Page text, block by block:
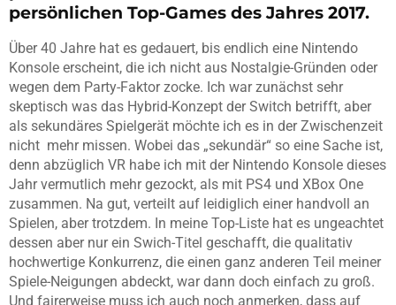
persönlichen Top-Games des Jahres 2017.
Über 40 Jahre hat es gedauert, bis endlich eine Nintendo
Konsole erscheint, die ich nicht aus Nostalgie-Gründen oder
wegen dem Party-Faktor zocke. Ich war zunächst sehr
skeptisch was das Hybrid-Konzept der Switch betrifft, aber
als sekundäres Spielgerät möchte ich es in der Zwischenzeit
nicht mehr missen. Wobei das „sekundär“ so eine Sache ist,
denn abzüglich VR habe ich mit der Nintendo Konsole dieses
Jahr vermutlich mehr gezockt, als mit PS4 und XBox One
zusammen. Na gut, verteilt auf leidiglich einer handvoll an
Spielen, aber trotzdem. In meine Top-Liste hat es ungeachtet
dessen aber nur ein Swich-Titel geschafft, die qualitativ
hochwertige Konkurrenz, die einen ganz anderen Teil meiner
Spiele-Neigungen abdeckt, war dann doch einfach zu groß.
Und fairerweise muss ich auch noch anmerken, dass auf